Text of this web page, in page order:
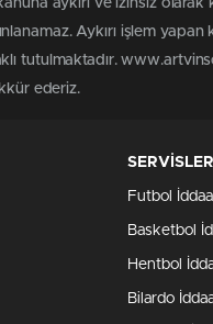
kanuna aykırı ve izinsiz
Aykırı işlem yapan
tutulmaktadır.
ederiz.
SERVİSLER
Futbol İddaa
Basketbol
Hentbol
Bilardo